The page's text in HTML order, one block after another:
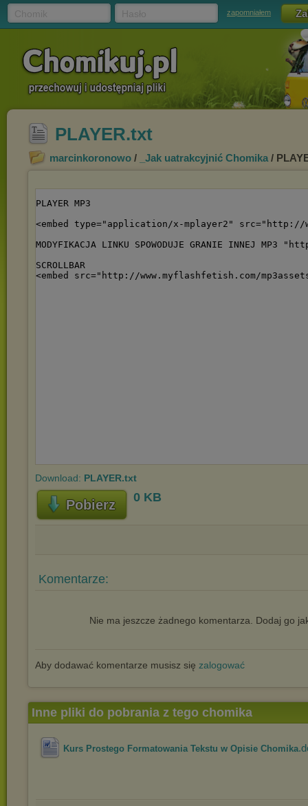
zapomniałem
PLAYER.txt
marcinkoronowo / _Jak uatrakcyjnić Chomika /
Download: PLAYER.txt
Pobierz 0 KB
Komentarze:
Nie ma jeszcze żadnego komentarza. Dodaj go
Aby dodawać komentarze musisz się zalogować
Inne pliki do pobrania z tego chomika
Kurs Prostego Formatowania Tekstu w Opisie Chomika